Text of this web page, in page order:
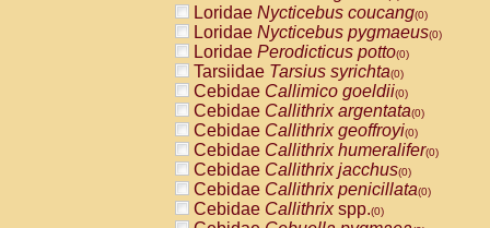
Loridae Nycticebus coucang(0)
Loridae Nycticebus pygmaeus(0)
Loridae Perodicticus potto(0)
Tarsiidae Tarsius syrichta(0)
Cebidae Callimico goeldii(0)
Cebidae Callithrix argentata(0)
Cebidae Callithrix geoffroyi(0)
Cebidae Callithrix humeralifer(0)
Cebidae Callithrix jacchus(0)
Cebidae Callithrix penicillata(0)
Cebidae Callithrixspp.(0)